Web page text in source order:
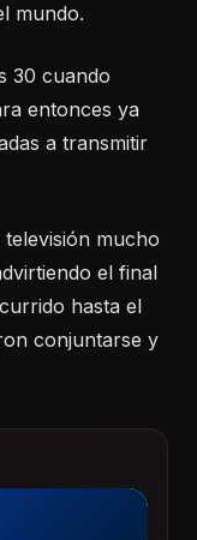
mundo.
30 cuando
entonces ya
a transmitir
mucho
el final
hasta el
conjuntarse y